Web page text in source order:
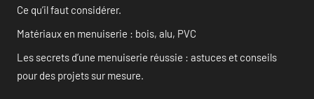
Ce qu’il faut considérer.
Matériaux en menuiserie : bois, alu, PVC
Les secrets d’une menuiserie réussie : astuces et conseils
pour des projets sur mesure.